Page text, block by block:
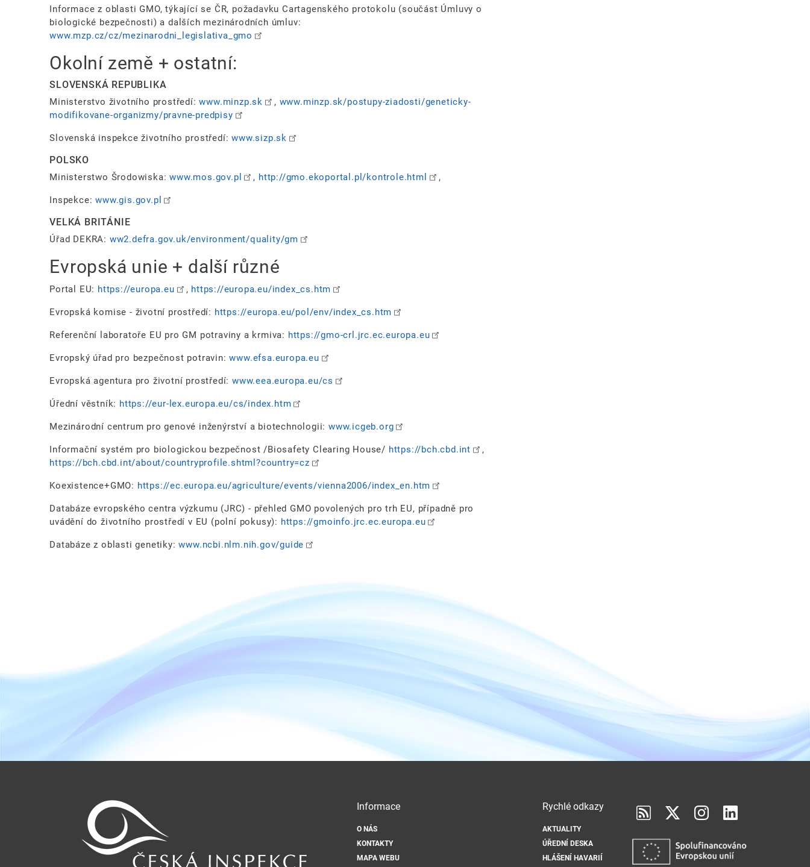
Informace z oblasti GMO, týkající se ČR, požadavku Cartagenského protokolu (součást Úmluvy o
biologické bezpečnosti) a dalších mezinárodních úmluv:
www.mzp.cz/cz/mezinarodni_legislativa_gmo
Okolní země + ostatní:
SLOVENSKÁ REPUBLIKA
Ministerstvo životního prostředí:www.minzp.sk , www.minzp.sk/postupy-ziadosti/geneticky-
modifikovane-organizmy/pravne-predpisy
Slovenská inspekce životního prostředí:www.sizp.sk
POLSKO
Ministerstwo Šrodowiska:www.mos.gov.pl , http://gmo.ekoportal.pl/kontrole.html ,
Inspekce:www.gis.gov.pl
VELKÁ BRITÁNIE
Úřad DEKRA: ww2.defra.gov.uk/environment/quality/gm
Evropská unie + další různé
Portal EU: https://europa.eu , https://europa.eu/index_cs.htm
Evropská komise - životní prostředí: https://europa.eu/pol/env/index_cs.htm
Referenční laboratoře EU pro GM potraviny a krmiva: https://gmo-crl.jrc.ec.europa.eu
Evropský úřad pro bezpečnost potravin:www.efsa.europa.eu
Evropská agentura pro životní prostředí:www.eea.europa.eu/cs
Úřední věstník: https://eur-lex.europa.eu/cs/index.htm
Mezinárodní centrum pro genové inženýrství a biotechnologii:www.icgeb.org
Informační systém pro biologickou bezpečnost /Biosafety Clearing House/ https://bch.cbd.int
,
https://bch.cbd.int/about/countryprofile.shtml?country=cz
Koexistence+GMO: https://ec.europa.eu/agriculture/events/vienna2006/index_en.htm
Databáze evropského centra výzkumu (JRC) - přehled GMO povolených pro trh EU, případně pro
uvádění do životního prostředí v EU (polní pokusy): https://gmoinfo.jrc.ec.europa.eu
Databáze z oblasti genetiky:www.ncbi.nlm.nih.gov/guide
Informace
O NÁS
KONTAKTY
MAPA WEBU
Rychlé odkazy
AKTUALITY
ÚŘEDNÍ DESKA
HLÁŠENÍ HAVARIÍ